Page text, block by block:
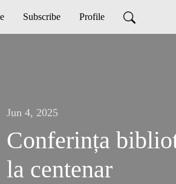
Subscribe Profile
Jun 4, 2025
Conferința
la centenar